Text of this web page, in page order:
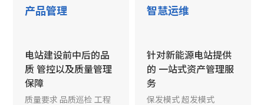
产品管理
电站建设前中后的品
质 管控以及质量管理
保障
质量要求 品质巡检 工程
智慧运维
针对新能源电站提供
的 一站式资产管理服
务
保发模式 超发模式